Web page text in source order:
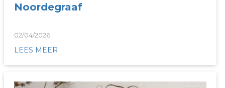
Noordegraaf
02/04/2026
LEES MEER